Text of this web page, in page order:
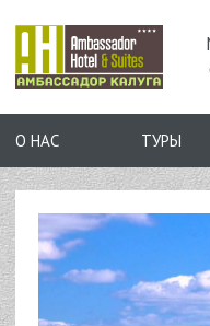
О НАС ТУРЫ